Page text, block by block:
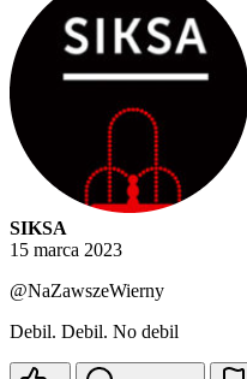
SIKSA
15 marca 2023
@NaZawszeWierny
Debil. Debil. No debil